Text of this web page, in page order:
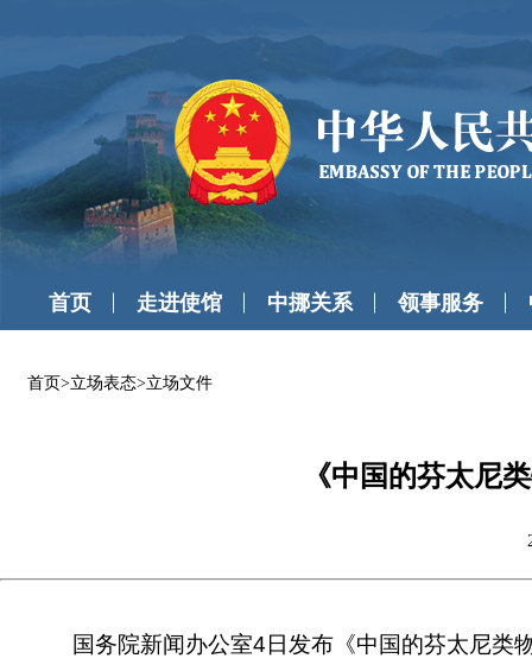
首页 走进使馆 中挪关系 领事服务
首页>立场表态>立场文件
《中国的芬太尼
国务院新闻办公室4日发布《中国的芬太尼类